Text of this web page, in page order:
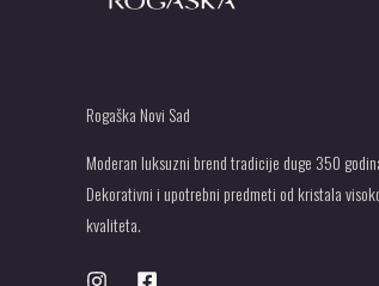
Rogaška Novi Sad
Moderan luksuzni brend tradicije duge 350
Dekorativni i upotrebni predmeti od kristala
kvaliteta.